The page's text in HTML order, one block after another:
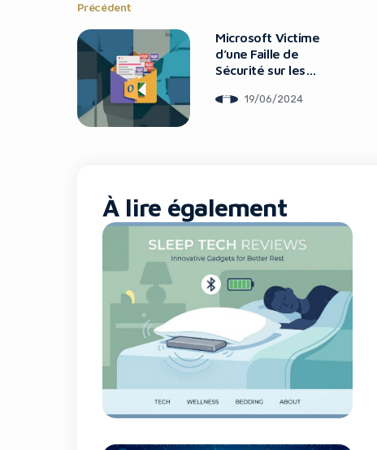
Précédent
Microsoft Victime
d’une Faille de
Sécurité sur les
19/06/2024
À lire également